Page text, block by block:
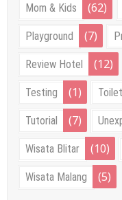
Mom & Kids (62)
Playground (7)
Review Hotel (12)
Testing (1)
Tutorial (7)
Wisata Blitar (10)
Wisata Malang (5)